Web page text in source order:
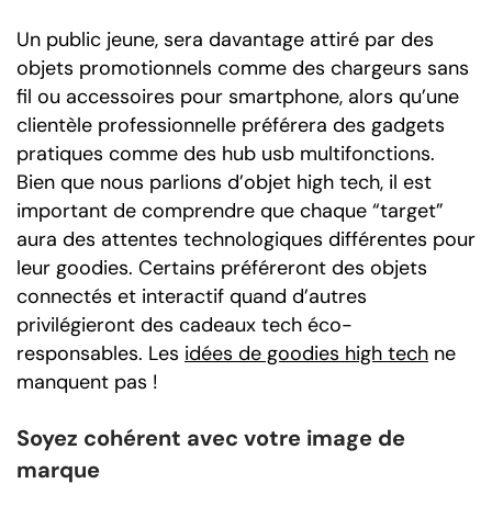
Un public jeune, sera davantage attiré par des
objets promotionnels comme des chargeurs sans
fil ou accessoires pour smartphone, alors qu’une
clientèle professionnelle préférera des gadgets
pratiques comme des hub usb multifonctions.
Bien que nous parlions d’objet high tech, il est
important de comprendre que chaque “target”
aura des attentes technologiques différentes pour
leur goodies. Certains préféreront des objets
connectés et interactif quand d’autres
privilégieront des cadeaux tech éco-
responsables. Les idées de goodies high tech ne
manquent pas !
Soyez cohérent avec votre image de
marque